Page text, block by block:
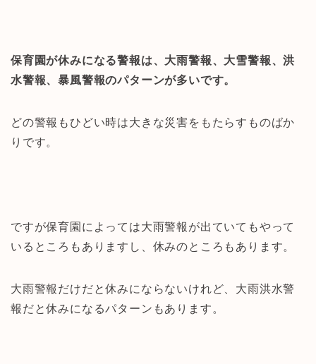
保育園が休みになる警報は、大雨警報、大雪警報、洪
水警報、暴風警報のパターンが多いです。
どの警報もひどい時は大きな災害をもたらすものばか
りです。
ですが保育園によっては大雨警報が出ていてもやって
いるところもありますし、休みのところもあります。
大雨警報だけだと休みにならないけれど、大雨洪水警
報だと休みになるパターンもあります。